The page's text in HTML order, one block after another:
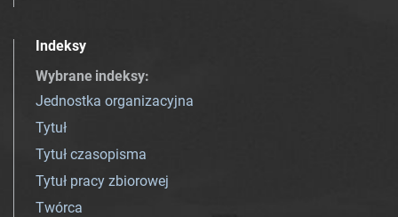
Indeksy
Wybrane indeksy:
Jednostka organizacyjna
Tytuł
Tytuł czasopisma
Tytuł pracy zbiorowej
Twórca